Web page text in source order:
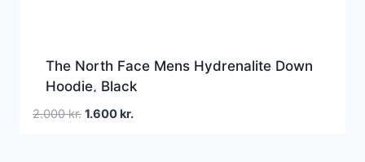
The North Face Mens Hydrenalite Down
Hoodie, Black
2.000kr. Den
1.600 kr.Den